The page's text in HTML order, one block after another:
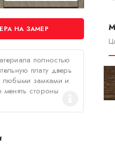
НА ЗАМЕР
полностью
плату дверь
любыми замками и
стороны